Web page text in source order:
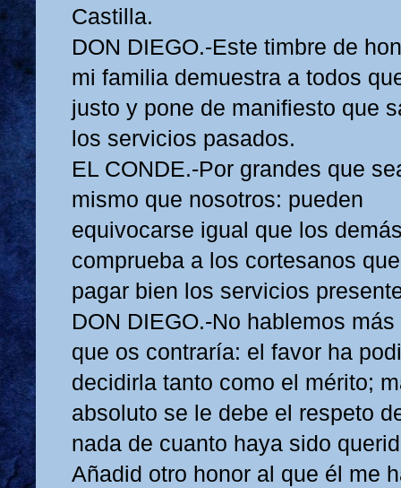
Castilla.
DON DIEGO.-Este timbre de
mi familia demuestra a todos
justo y pone de manifiesto que
los servicios pasados.
EL CONDE.-Por grandes que
mismo que nosotros: pueden
equivocarse igual que los
comprueba a los cortesanos
pagar bien los servicios
DON DIEGO.-No hablemos
que os contraría: el favor ha
decidirla tanto como el mérito;
absoluto se le debe el respeto
nada de cuanto haya sido
Añadid otro honor al que él me